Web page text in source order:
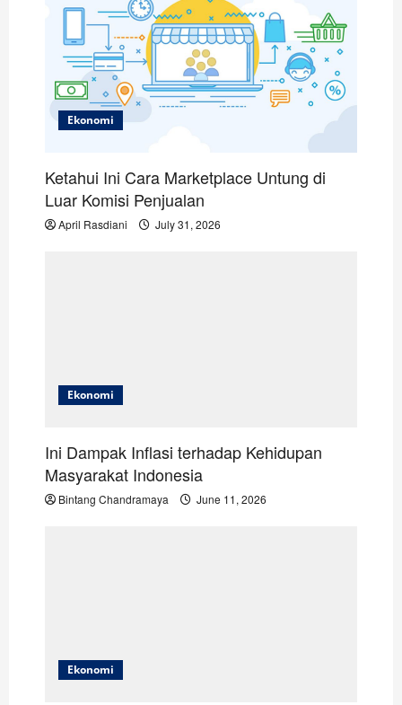
o Ekonomi
Ketahui Ini Cara Marketplace Untung di
Luar Komisi Penjualan
April Rasdiani July 31, 2026
Ekonomi
Ini Dampak Inflasi terhadap Kehidupan
Masyarakat Indonesia
Bintang Chandramaya June 11, 2026
Ekonomi